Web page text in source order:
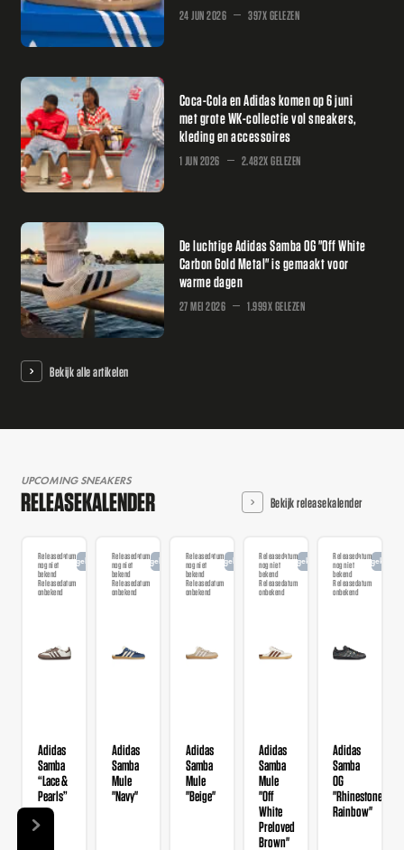
24 JUN 2026 397X GELEZEN
Coca-Cola en Adidas komen op 6 juni
met grote WK-collectie vol sneakers,
kleding en accessoires
1 JUN 2026 2.482X GELEZEN
De luchtige Adidas Samba OG "Off White
Carbon Gold Metal" is gemaakt voor
warme dagen
27 MEI 2026 1.999X GELEZEN
Bekijk alle artikelen
UPCOMING SNEAKERS
RELEASEKALENDER Bekijk releasekalender
Releasedatum
nog niet
bekend
Releasedatum
onbekend
Aangekondigd
Adidas
Samba
“Lace &
Pearls”
Releasedatum
nog niet
bekend
Releasedatum
onbekend
Aangekondigd
Adidas
Samba
Mule
"Navy"
Releasedatum
nog niet
bekend
Releasedatum
onbekend
Aangekondigd
Adidas
Samba
Mule
"Beige"
Releasedatum
nog niet
bekend
Releasedatum
onbekend
Aangekondigd
Adidas
Samba
Mule
"Off
White
Preloved
Brown"
Releasedatum
nog niet
bekend
Releasedatum
onbekend
Adidas
Samba
OG
"Rhinestone
Rainbow"